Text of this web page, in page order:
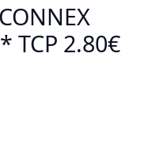
TCP 2.80€